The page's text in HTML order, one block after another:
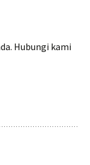
Hubungi kami